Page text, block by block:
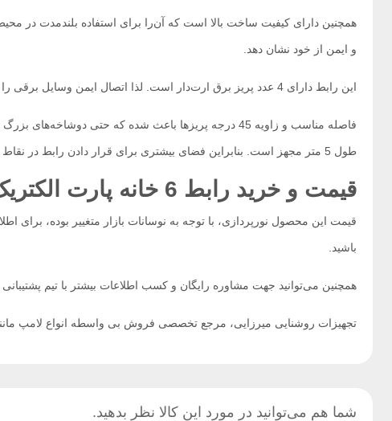
همچنین دارای کیفیت ساخت بالا است که آن‌را برای استفاده بلندمدت در
و ایمن از خود نشان دهد.
این رابط دارای 4 عدد پریز برق ارت‌دار است. لذا اتصال ایمن وسایل برقی را تضمین می‌کند. وجود سیستم ارت باعث می‌شود در صورت نشت جریان، برق به زمین منتقل شود و به دستگاه آسیبی وارد نشود.
طول 5 متر مجهز است. بنابراین فضای بیشتری برای قرار دادن رابط در نقاط مختلف اتاق یا دفتر فراهم می‌کند.
قیمت و خرید رابط 6 خانه پارت الکتریک ارت‌دار باکلید کابل 5 متری مدل نیک
قیمت این محصول نورپردازی، با توجه به نوسانات بازار متغییر بوده، برای
باشید.
همچنین می‌توانید جهت مشاوره رایگان و کسب اطلاعات بیشتر با تیم پشتیبانی
تجهیزات روشنایی میرزایی، مرجع تخصصی فروش بی واسطه انواع لامپ
شما هم می‌توانید در مورد این کالا نظر بدهید.